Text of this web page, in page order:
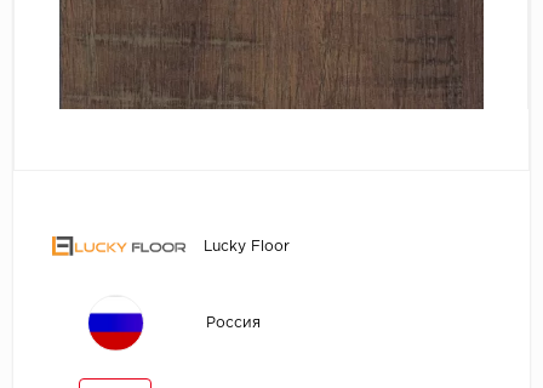
ECO Parquet
EcoClick
Lucky Floor
Россия